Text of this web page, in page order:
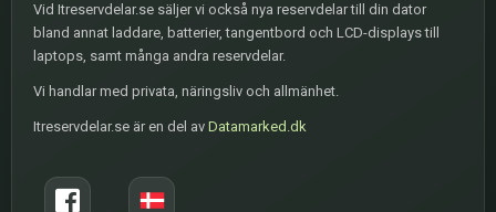
Vid Itreservdelar.se säljer vi också nya reservdelar till din dator
bland annat laddare, batterier, tangentbord och LCD-displays till
laptops, samt många andra reservdelar.
Vi handlar med privata, näringsliv och allmänhet.
Itreservdelar.se är en del av Datamarked.dk